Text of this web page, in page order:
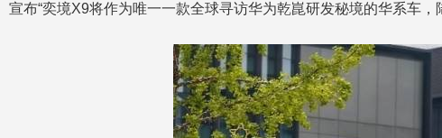
宣布“奕境X9将作为唯一一款全球寻访华为乾崑研发秘境的华系车